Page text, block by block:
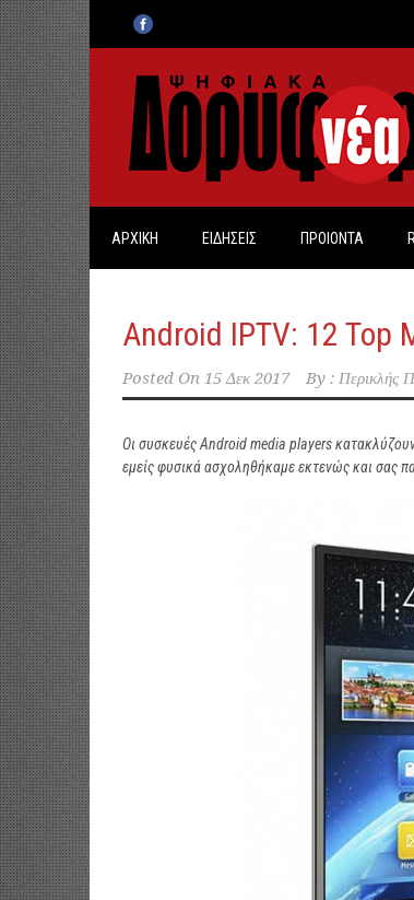
ΑΡΧΙΚΗ ΕΙΔΗΣΕΙΣ ΠΡΟΙΟΝΤΑ
Android IPTV: 12 Top
Posted On 15 Δεκ 2017 By : Περικλής
Οι συσκευέςAndroidmedia players
εμείς φυσικά ασχοληθήκαμε εκτενώς και σας